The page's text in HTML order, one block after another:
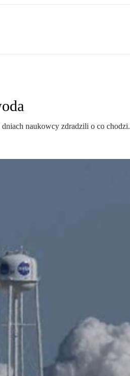
naukowcy zdradzili o co chodzi.